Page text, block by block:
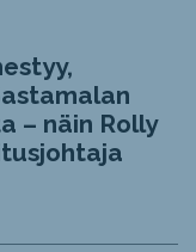
– näin Rolly